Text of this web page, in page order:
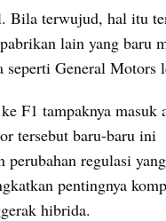
Bila terwujud, hal itu
lain yang baru
seperti General Motors
F1 tampaknya masuk
tersebut baru-baru ini
perubahan regulasi
pentingnya
hibrida.